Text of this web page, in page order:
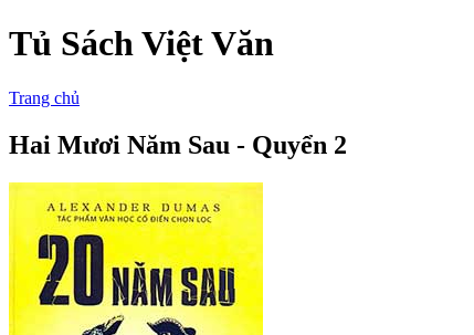
Tủ Sách Việt Văn
Trang chủ
Hai Mươi Năm Sau - Quyển 2